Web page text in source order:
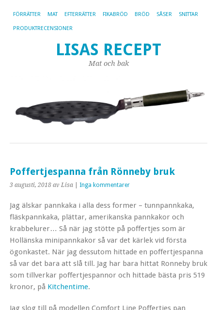
FÖRRÄTTER MAT EFTERRÄTTER FIKABRÖD BRÖD SÅSER SNITTAR
PRODUKTRECENSIONER
LISAS RECEPT
Mat och bak
Poffertjespanna från Rönneby bruk
3 augusti, 2018 av Lisa Inga kommentarer
Jag älskar pannkaka i alla dess former – tunnpannkaka,
fläskpannkaka, plättar, amerikanska pannkakor och
krabbelurer… Så när jag stötte på poffertjes som är
Hollänska minipannkakor så var det kärlek vid första
ögonkastet. När jag dessutom hittade en poffertjespanna
så var det bara att slå till. Jag har bara hittat Ronneby bruk
som tillverkar poffertjespannor och hittade bästa pris 519
kronor, på Kitchentime.
Jag slog till på modellen Comfort Line Poffertjes pan